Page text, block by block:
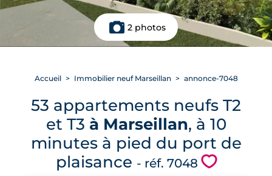
2 photos
Accueil Immobilier neuf Marseillan annonce-7048
53 appartements neufs T2
et T3 à Marseillan, à 10
minutes à pied du port de
plaisance - réf. 7048 💗